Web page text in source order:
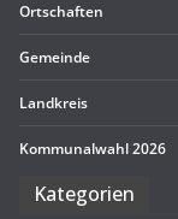
Ort­schaf­ten
Gemeinde
Land­kreis
Kom­mu­nal­wahl 2026
Kate­go­rien